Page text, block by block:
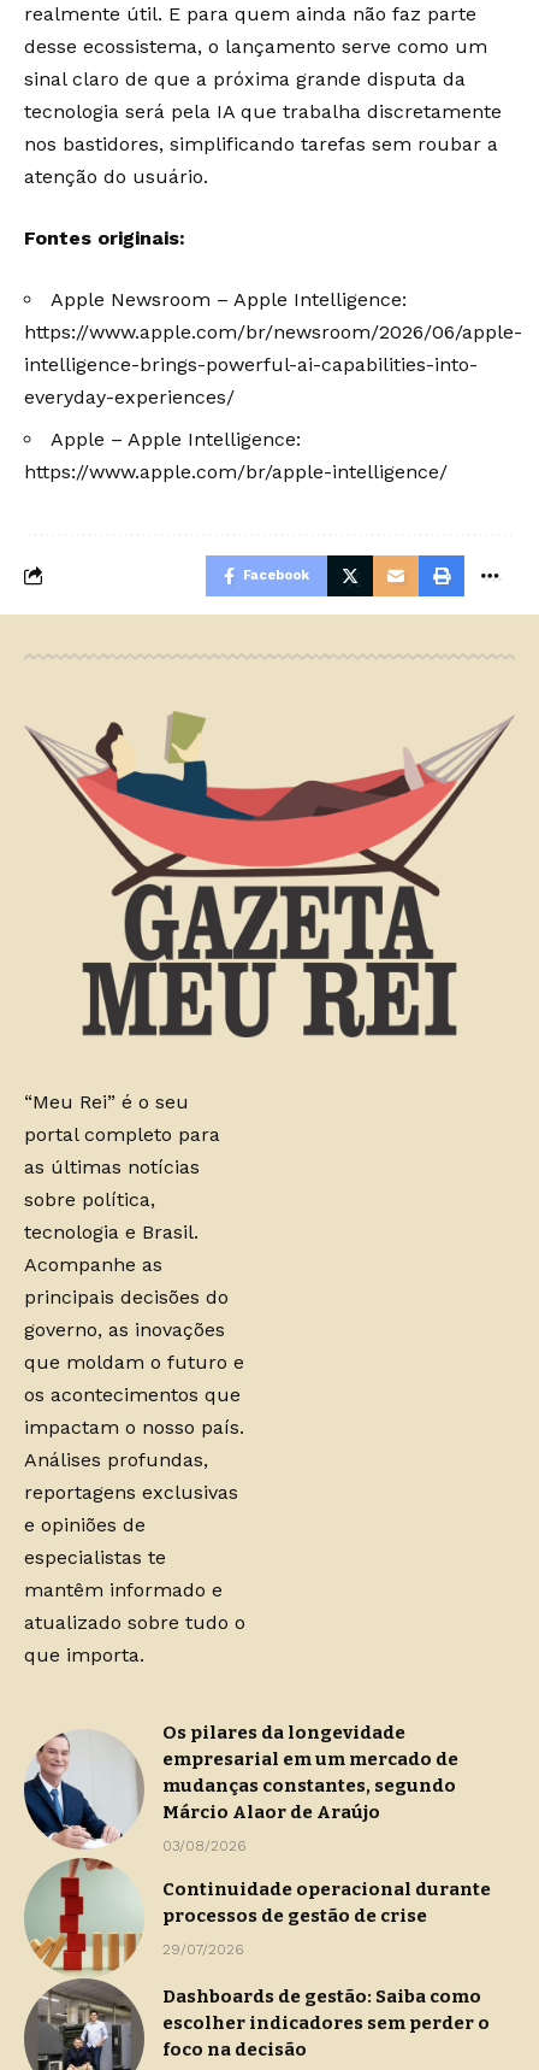
realmente útil. E para quem ainda não faz parte
desse ecossistema, o lançamento serve como um
sinal claro de que a próxima grande disputa da
tecnologia será pela IA que trabalha discretamente
nos bastidores, simplificando tarefas sem roubar a
atenção do usuário.
Fontes originais:
Apple Newsroom – Apple Intelligence:
https://www.apple.com/br/newsroom/2026/06/apple-
intelligence-brings-powerful-ai-capabilities-into-
everyday-experiences/
Apple – Apple Intelligence:
https://www.apple.com/br/apple-intelligence/
Facebook
“Meu Rei” é o seu
portal completo para
as últimas notícias
sobre política,
tecnologia e Brasil.
Acompanhe as
principais decisões do
governo, as inovações
que moldam o futuro e
os acontecimentos que
impactam o nosso país.
Análises profundas,
reportagens exclusivas
e opiniões de
especialistas te
mantêm informado e
atualizado sobre tudo o
que importa.
Os pilares da longevidade
empresarial em um mercado de
mudanças constantes, segundo
Márcio Alaor de Araújo
03/08/2026
Continuidade operacional durante
processos de gestão de crise
29/07/2026
Dashboards de gestão: Saiba como
escolher indicadores sem perder o
foco na decisão